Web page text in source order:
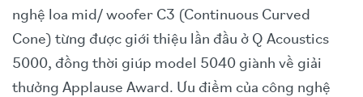
nghệ loa mid/ woofer C3 (Continuous Curved
Cone) từng được giới thiệu lần đầu ở Q Acoustics
5000, đồng thời giúp model 5040 giành về giải
thưởng Applause Award. Ưu điểm của công nghệ